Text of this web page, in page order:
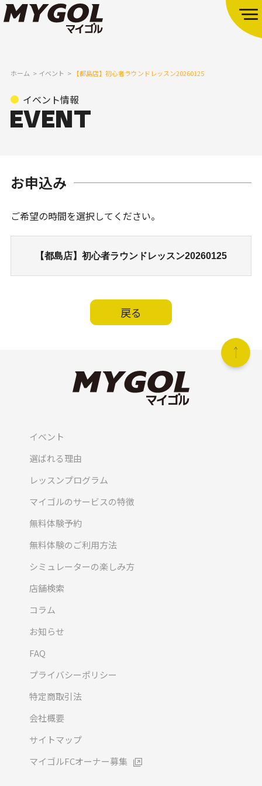
ホーム イベント 【都島店】初心者ラウンドレッスン20260125
イベント情報
お申込み
ご希望の時間を選択してください。
【都島店】初心者ラウンドレッスン20260125
戻る
イベント
選ばれる理由
レッスンプログラム
マイゴルのサービスの特徴
無料体験予約
無料体験のご利用方法
シミュレーターの楽しみ方
店舗検索
コラム
お知らせ
FAQ
プライバシーポリシー
特定商取引法
会社概要
サイトマップ
マイゴルFCオーナー募集